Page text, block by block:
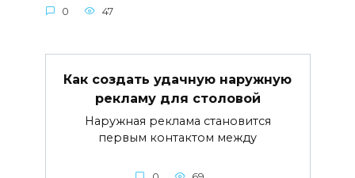
0 47
Как создать удачную наружную
рекламу для столовой
Наружная реклама становится
первым контактом между